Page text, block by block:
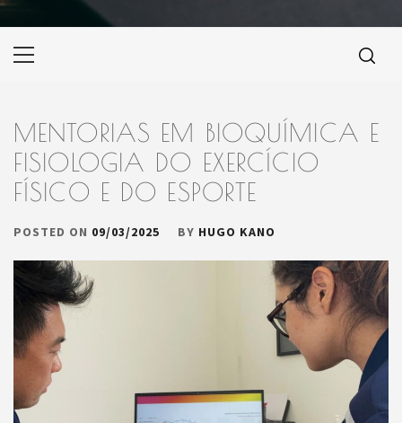
Primary
MENTORIAS EM BIOQUÍMICA E
FISIOLOGIA DO EXERCÍCIO
FÍSICO E DO ESPORTE
POSTED ON 09/03/2025 BY HUGO KANO